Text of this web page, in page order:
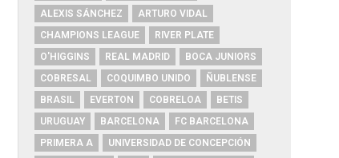
ALEXIS SÁNCHEZ
ARTURO VIDAL
CHAMPIONS LEAGUE
RIVER PLATE
O'HIGGINS
REAL MADRID
BOCA JUNIORS
COBRESAL
COQUIMBO UNIDO
ÑUBLENSE
BRASIL
EVERTON COBRELOA
BETIS
URUGUAY
BARCELONA
FC BARCELONA
PRIMERA A
UNIVERSIDAD DE CONCEPCIÓN